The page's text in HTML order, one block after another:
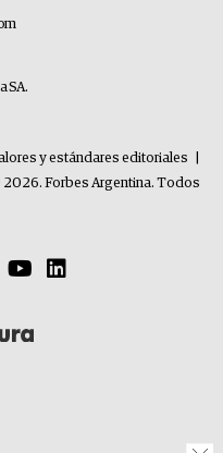
SA.
y estándares editoriales
Forbes Argentina. Todos